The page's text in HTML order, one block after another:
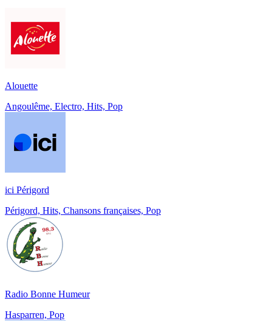
Alouette
Angoulême, Electro, Hits, Pop
ici Périgord
Périgord, Hits, Chansons françaises, Pop
Radio Bonne Humeur
Hasparren, Pop